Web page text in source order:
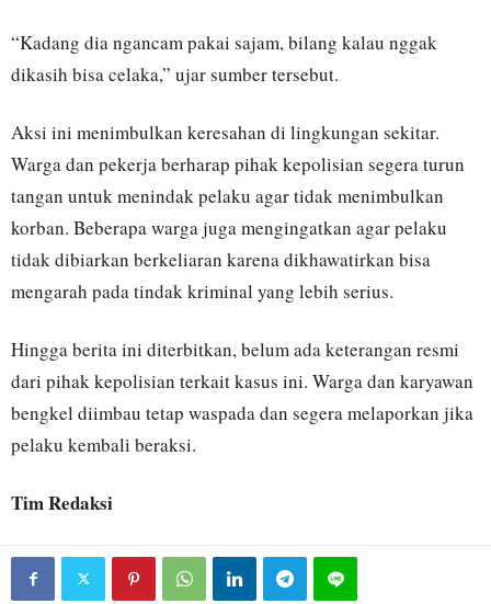
“Kadang dia ngancam pakai sajam, bilang kalau nggak
dikasih bisa celaka,” ujar sumber tersebut.
Aksi ini menimbulkan keresahan di lingkungan sekitar.
Warga dan pekerja berharap pihak kepolisian segera turun
tangan untuk menindak pelaku agar tidak menimbulkan
korban. Beberapa warga juga mengingatkan agar pelaku
tidak dibiarkan berkeliaran karena dikhawatirkan bisa
mengarah pada tindak kriminal yang lebih serius.
Hingga berita ini diterbitkan, belum ada keterangan resmi
dari pihak kepolisian terkait kasus ini. Warga dan karyawan
bengkel diimbau tetap waspada dan segera melaporkan jika
pelaku kembali beraksi.
Tim Redaksi